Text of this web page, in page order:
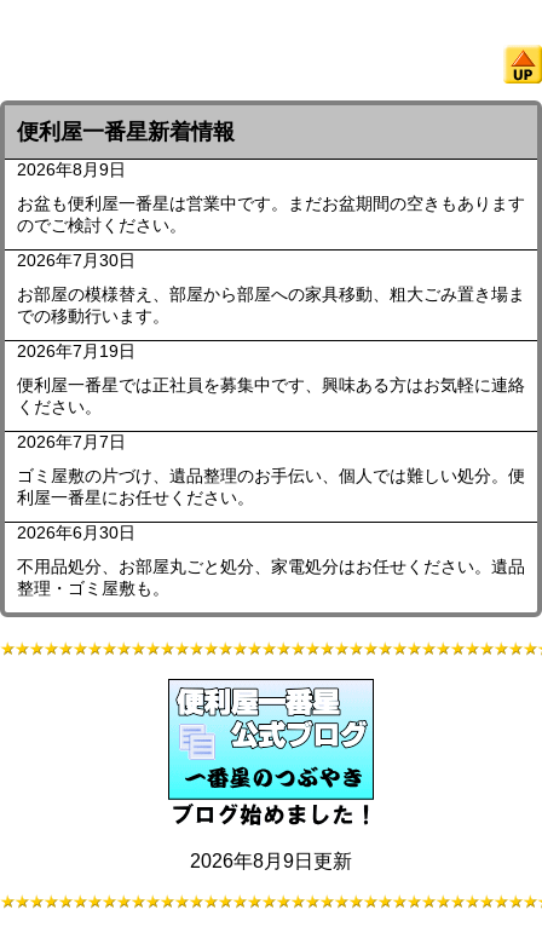
便利屋一番星新着情報
2026年8月9日
お盆も便利屋一番星は営業中です。まだお盆期間の空きもあります
のでご検討ください。
2026年7月30日
お部屋の模様替え、部屋から部屋への家具移動、粗大ごみ置き場ま
での移動行います。
2026年7月19日
便利屋一番星では正社員を募集中です、興味ある方はお気軽に連絡
ください。
2026年7月7日
ゴミ屋敷の片づけ、遺品整理のお手伝い、個人では難しい処分。便
利屋一番星にお任せください。
2026年6月30日
不用品処分、お部屋丸ごと処分、家電処分はお任せください。遺品
整理・ゴミ屋敷も。
2026年8月9日更新